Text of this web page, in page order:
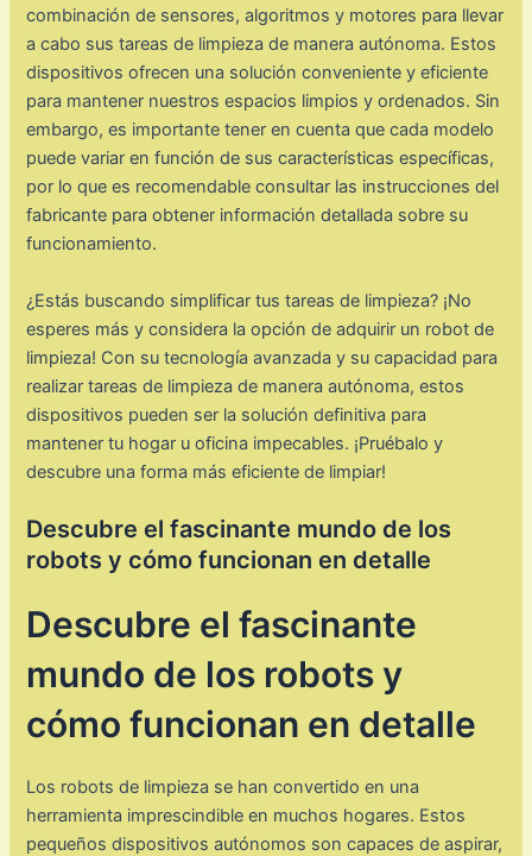
combinación de sensores, algoritmos y motores para llevar
a cabo sus tareas de limpieza de manera autónoma. Estos
dispositivos ofrecen una solución conveniente y eficiente
para mantener nuestros espacios limpios y ordenados. Sin
embargo, es importante tener en cuenta que cada modelo
puede variar en función de sus características específicas,
por lo que es recomendable consultar las instrucciones del
fabricante para obtener información detallada sobre su
funcionamiento.
¿Estás buscando simplificar tus tareas de limpieza? ¡No
esperes más y considera la opción de adquirir un robot de
limpieza! Con su tecnología avanzada y su capacidad para
realizar tareas de limpieza de manera autónoma, estos
dispositivos pueden ser la solución definitiva para
mantener tu hogar u oficina impecables. ¡Pruébalo y
descubre una forma más eficiente de limpiar!
Descubre el fascinante mundo de los
robots y cómo funcionan en detalle
Descubre el fascinante
mundo de los robots y
cómo funcionan en detalle
Los robots de limpieza se han convertido en una
herramienta imprescindible en muchos hogares. Estos
pequeños dispositivos autónomos son capaces de aspirar,